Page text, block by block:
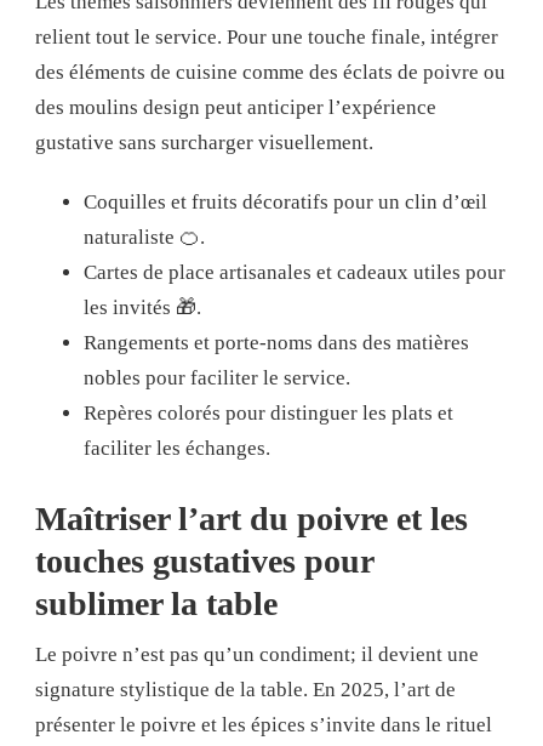
relient tout le service. Pour une touche finale, intégrer
des éléments de cuisine comme des éclats de poivre ou
des moulins design peut anticiper l’expérience
gustative sans surcharger visuellement.
Coquilles et fruits décoratifs pour un clin d’œil
naturaliste 🍊.
Cartes de place artisanales et cadeaux utiles pour
les invités 🎁.
Rangements et porte-noms dans des matières
nobles pour faciliter le service.
Repères colorés pour distinguer les plats et
faciliter les échanges.
Maîtriser l’art du poivre et les
touches gustatives pour
sublimer la table
Le poivre n’est pas qu’un condiment; il devient une
signature stylistique de la table. En 2025, l’art de
présenter le poivre et les épices s’invite dans le rituel